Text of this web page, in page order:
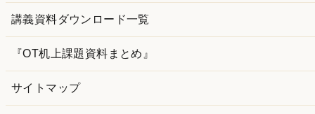
講義資料ダウンロード一覧
『OT机上課題資料まとめ』
サイトマップ